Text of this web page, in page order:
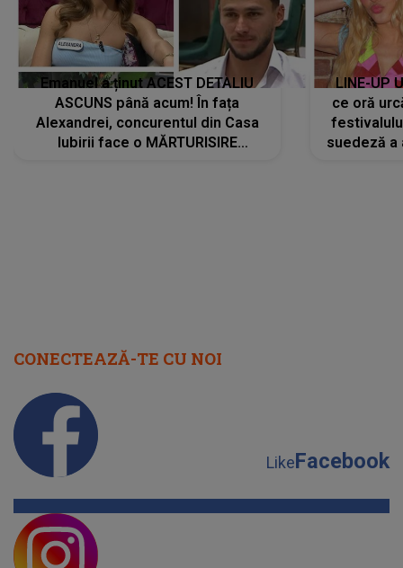
Emanuel a ținut ACEST DETALIU
ASCUNS până acum! În fața
Alexandrei, concurentul din Casa
Iubirii face o MĂRTURISIRE
LINE-UP
ce oră
suedeză a
CONECTEAZĂ-TE CU NOI
LikeFacebook